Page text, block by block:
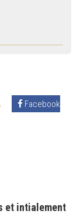
Facebook
et intialement